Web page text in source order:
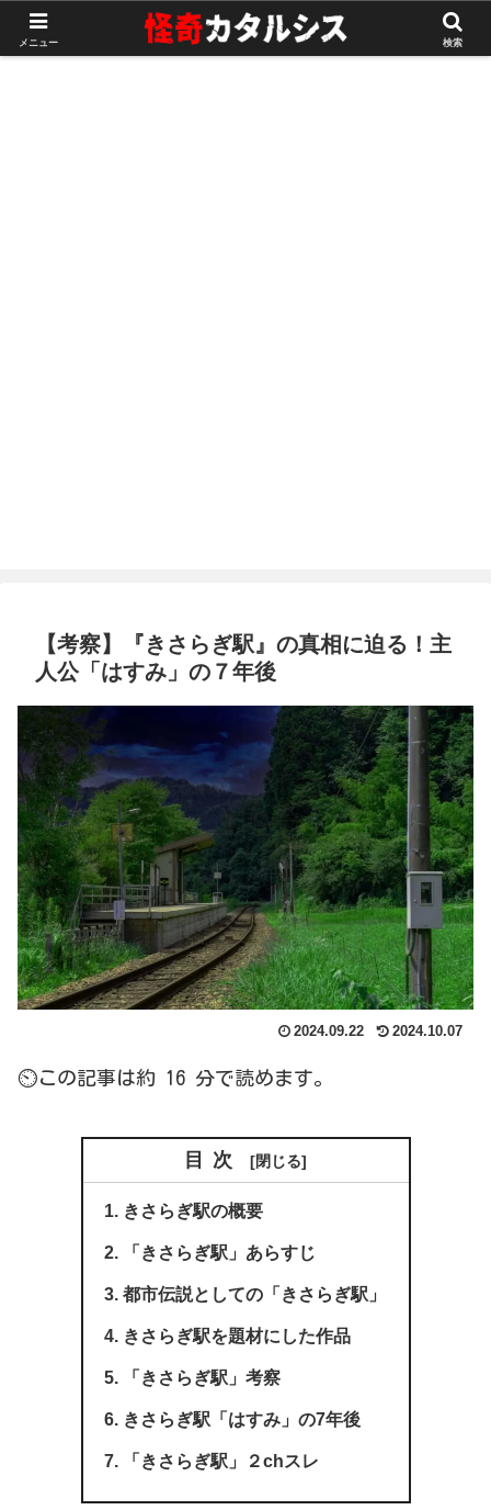
異世界の怖い話
【考察】『きさらぎ駅』の真相に迫る！主
人公「はすみ」の７年後
2024.09.22 2024.10.07
⏲この記事は約 16 分で読めます。
目次
きさらぎ駅の概要
「きさらぎ駅」あらすじ
都市伝説としての「きさらぎ駅」
きさらぎ駅を題材にした作品
「きさらぎ駅」考察
きさらぎ駅「はすみ」の7年後
「きさらぎ駅」２chスレ
メニュー 検索